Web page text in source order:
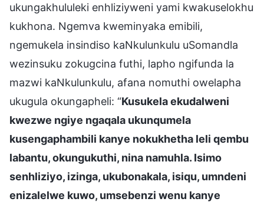
ukungakhululeki enhliziyweni yami kwakuselokhu
kukhona. Ngemva kweminyaka emibili,
ngemukela insindiso kaNkulunkulu uSomandla
wezinsuku zokugcina futhi, lapho ngifunda la
mazwi kaNkulunkulu, afana nomuthi owelapha
ukugula okungapheli: “Kusukela ekudalweni
kwezwe ngiye ngaqala ukunqumela
kusengaphambili kanye nokukhetha leli qembu
labantu, okungukuthi, nina namuhla. Isimo
senhliziyo, izinga, ukubonakala, isiqu, umndeni
enizalelwe kuwo, umsebenzi wenu kanye